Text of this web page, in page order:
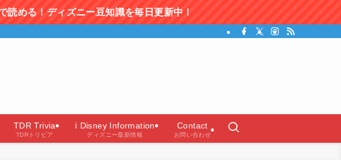
ニー豆知識を毎日更新中！
ーのディズニーガイド）
TDR Trivia
TDRトリビア
ℹ️ Disney Information
ディズニー最新情報
Contact
お問い合わせ